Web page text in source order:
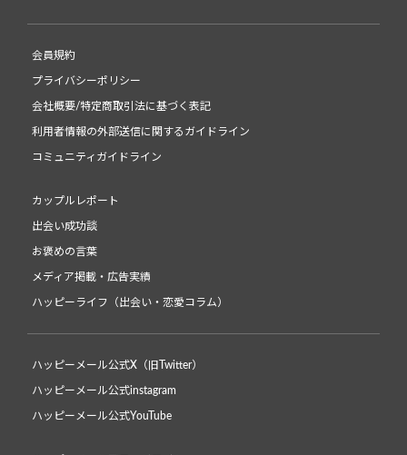
会員規約
プライバシーポリシー
会社概要/特定商取引法に基づく表記
利用者情報の外部送信に関するガイドライン
コミュニティガイドライン
カップルレポート
出会い成功談
お褒めの言葉
メディア掲載・広告実績
ハッピーライフ（出会い・恋愛コラム）
ハッピーメール公式X（旧Twitter）
ハッピーメール公式instagram
ハッピーメール公式YouTube